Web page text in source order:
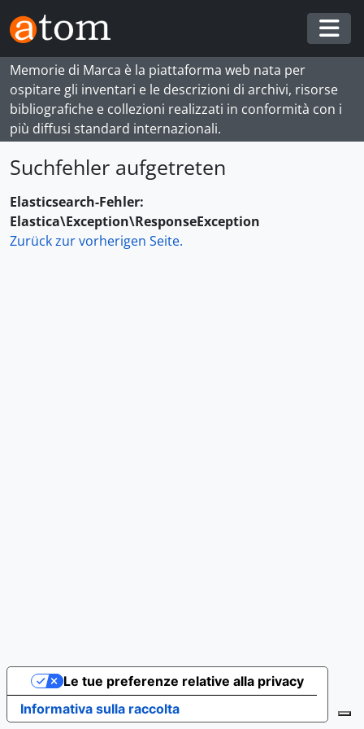
Skip to main content
Memorie di Marca è la piattaforma web nata per
ospitare gli inventari e le descrizioni di archivi, risorse
bibliografiche e collezioni realizzati in conformità con i
più diffusi standard internazionali.
Suchfehler aufgetreten
Elasticsearch-Fehler:
Elastica\Exception\ResponseException
Zurück zur vorherigen Seite.
Informativa sulla raccolta
Le tue preferenze relative alla privacy